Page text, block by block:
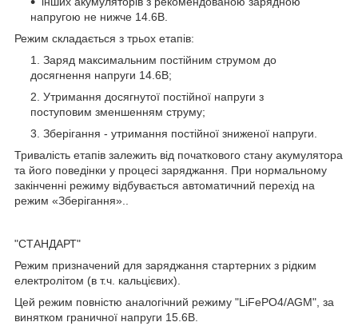
напругою не нижче 14.6В.
Режим складається з трьох етапів:
Заряд максимальним постійним струмом до
досягнення напруги 14.6В;
Утримання досягнутої постійної напруги з
поступовим зменшенням струму;
Зберігання - утримання постійної зниженої напруги.
Тривалість етапів залежить від початкового стану акумулятора
та його поведінки у процесі заряджання. При нормальному
закінченні режиму відбувається автоматичний перехід на
режим «Зберігання»..
"СТАНДАРТ"
Режим призначений для заряджання стартерних з рідким
електролітом (в т.ч. кальцієвих).
Цей режим повністю аналогічний режиму "LiFePO4/AGM", за
винятком граничної напруги 15.6В.